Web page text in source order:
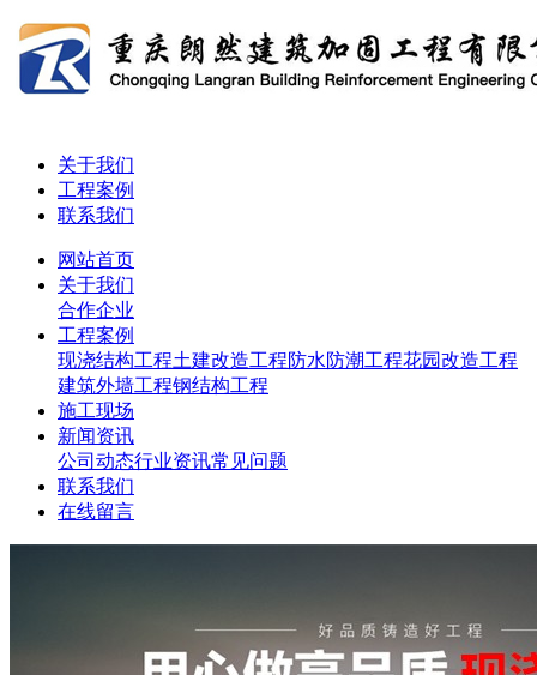
关于我们
工程案例
联系我们
网站首页
关于我们
合作企业
工程案例
现浇结构工程土建改造工程防水防潮工程花园改造工程
建筑外墙工程钢结构工程
施工现场
新闻资讯
公司动态行业资讯常见问题
联系我们
在线留言